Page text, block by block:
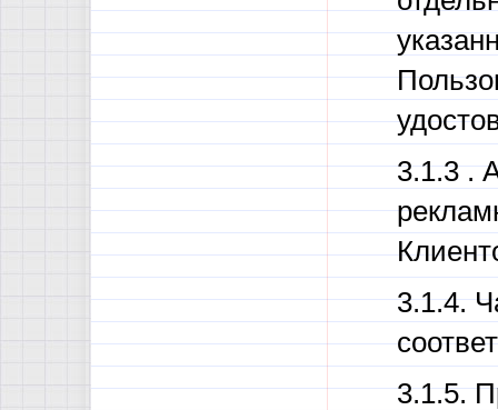
3.1.3 .
3.1.4.
3.1.5.